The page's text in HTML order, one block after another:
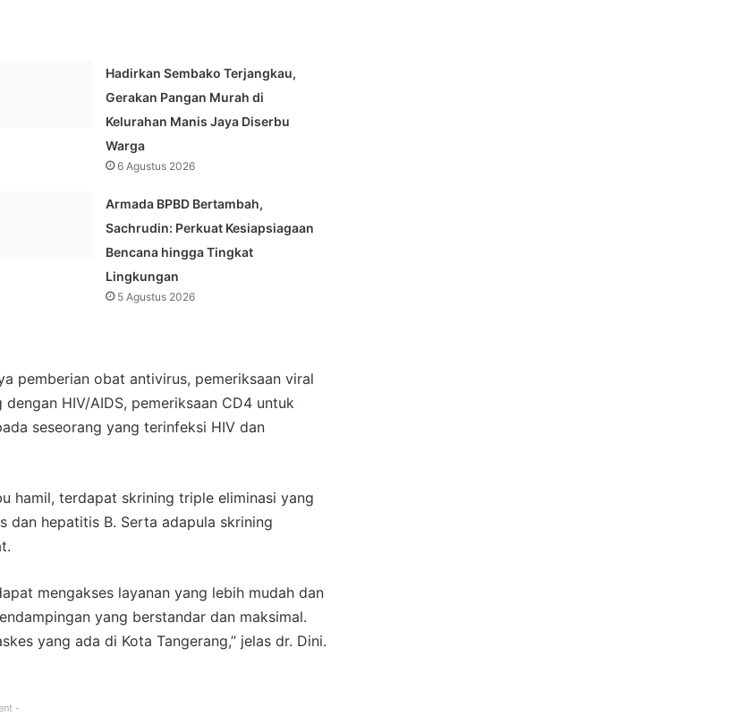
Hadirkan Sembako Terjangkau,
Gerakan Pangan Murah di
Kelurahan Manis Jaya Diserbu
Warga
6 Agustus 2026
Armada BPBD Bertambah,
Sachrudin: Perkuat Kesiapsiagaan
Bencana hingga Tingkat
Lingkungan
5 Agustus 2026
pemberian obat antivirus, pemeriksaan viral
HIV/AIDS, pemeriksaan CD4 untuk
seseorang yang terinfeksi HIV dan
hamil, terdapat skrining triple eliminasi yang
dan hepatitis B. Serta adapula skrining
mengakses layanan yang lebih mudah dan
yang berstandar dan maksimal.
yang ada di Kota Tangerang,” jelas dr. Dini.
-